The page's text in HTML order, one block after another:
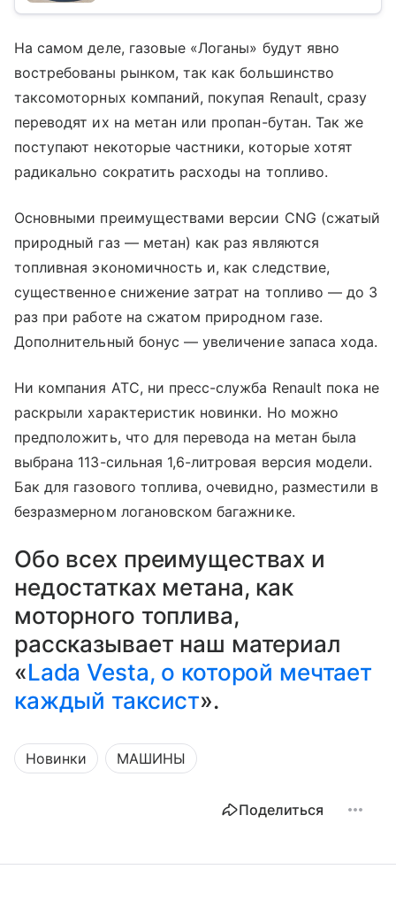
На самом деле, газовые «Логаны» будут явно
востребованы рынком, так как большинство
таксомоторных компаний, покупая Renault, сразу
переводят их на метан или пропан-бутан. Так же
поступают некоторые частники, которые хотят
радикально сократить расходы на топливо.
Основными преимуществами версии CNG (сжатый
природный газ — метан) как раз являются
топливная экономичность и, как следствие,
существенное снижение затрат на топливо — до 3
раз при работе на сжатом природном газе.
Дополнительный бонус — увеличение запаса хода.
Ни компания АТС, ни пресс-служба Renault пока не
раскрыли характеристик новинки. Но можно
предположить, что для перевода на метан была
выбрана 113-сильная 1,6-литровая версия модели.
Бак для газового топлива, очевидно, разместили в
безразмерном логановском багажнике.
Обо всех преимуществах и
недостатках метана, как
моторного топлива,
рассказывает наш материал
«Lada Vesta, о которой мечтает
каждый таксист».
Новинки МАШИНЫ
Поделиться